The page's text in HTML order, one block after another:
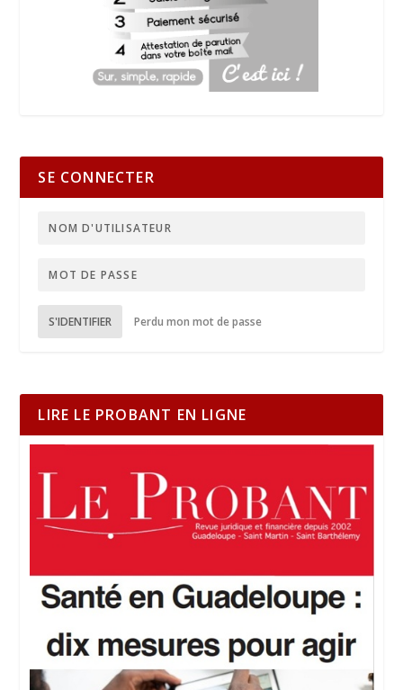
SE CONNECTER
S'IDENTIFIER Perdu mon mot de passe
LIRE LE PROBANT EN LIGNE